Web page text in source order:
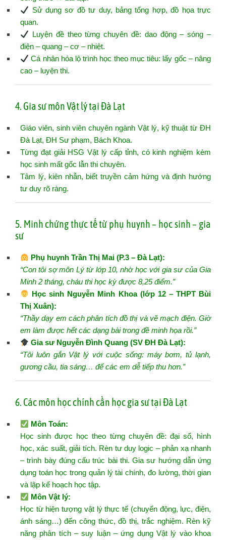
Sử dụng sơ đồ tư duy, bảng tổng hợp, đồ họa trực
quan.
Luyện đề theo từng chuyên đề: dao động – sóng –
điện – quang – cơ – nhiệt.
Cá nhân hóa lộ trình học theo mục tiêu: lấy gốc – nâng
cao – luyện thi.
4. Gia sư môn Vật lý tại Đà Lạt
Giáo viên, sinh viên chuyên ngành Vật lý, kỹ thuật từ ĐH
Đà Lạt, ĐH Sư phạm, Bách Khoa.
Từng đạt giải HSG Vật lý cấp tỉnh, có kinh nghiệm kèm
học sinh mất gốc lẫn thi chuyên.
Tâm lý, kiên nhẫn, biết truyền cảm hứng và định hướng
tư duy rõ ràng.
5. Minh chứng thực tế từ phụ huynh – học sinh – gia
sư
Phụ huynh Trần Thị Mai (P.3 – Đà Lạt):
“Con tôi sợ môn Lý từ lớp 10, nhờ học với gia sư của Gia
Minh 2 tháng, cháu thi học kỳ được 8,25 điểm.”
Học sinh Nguyễn Minh Khoa (lớp 12 – THPT Bùi
Thị Xuân):
“Thầy dạy em cách phân tích đồ thị và vẽ mạch điện. Giờ
em làm được hết các dạng bài trong đề minh họa rồi.”
Gia sư Nguyễn Đình Quang (SV ĐH Đà Lạt):
“Tôi luôn gắn Vật lý với cuộc sống: máy bơm, tủ lạnh,
gương cầu, tia sáng… để các em dễ tiếp thu hơn.”
6. Các môn học chính cần học gia sư tại Đà Lạt
Môn Toán:
Học sinh được học theo từng chuyên đề: đại số, hình
học, xác suất, giải tích. Rèn tư duy logic – phản xạ nhanh
– trình bày đúng cấu trúc bài thi. Gia sư hướng dẫn ứng
dụng toán học trong quản lý tài chính, đo lường, thời gian
và lập kế hoạch học tập.
Môn Vật lý:
Học từ hiện tượng vật lý thực tế (chuyển động, lực, điện,
ánh sáng…) đến công thức, đồ thị, trắc nghiệm. Rèn kỹ
năng phân tích – suy luận – ứng dụng Vật lý vào khoa